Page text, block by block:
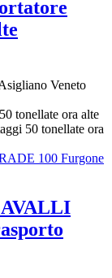
Veneto
tonellate ora alte
50 tonellate ora